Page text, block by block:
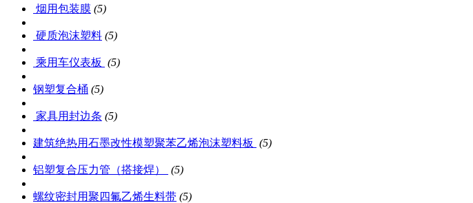
烟用包装膜 (5)
硬质泡沫塑料 (5)
乘用车仪表板 (5)
钢塑复合桶 (5)
家具用封边条 (5)
建筑绝热用石墨改性模塑聚苯乙烯泡沫塑料板 (5)
铝塑复合压力管（搭接焊） (5)
螺纹密封用聚四氟乙烯生料带 (5)